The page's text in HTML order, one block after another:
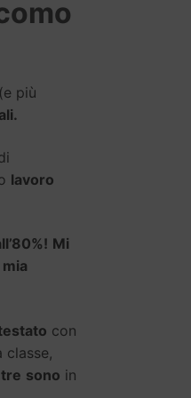
(e più
lavoro
Mi
mia
con
classe,
sono in